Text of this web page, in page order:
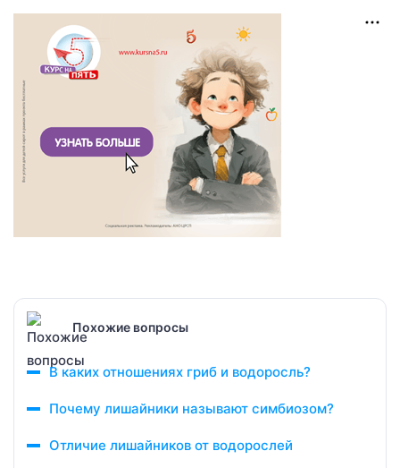
Похожие вопросы
В каких отношениях гриб и водоросль?
Почему лишайники называют симбиозом?
Отличие лишайников от водорослей